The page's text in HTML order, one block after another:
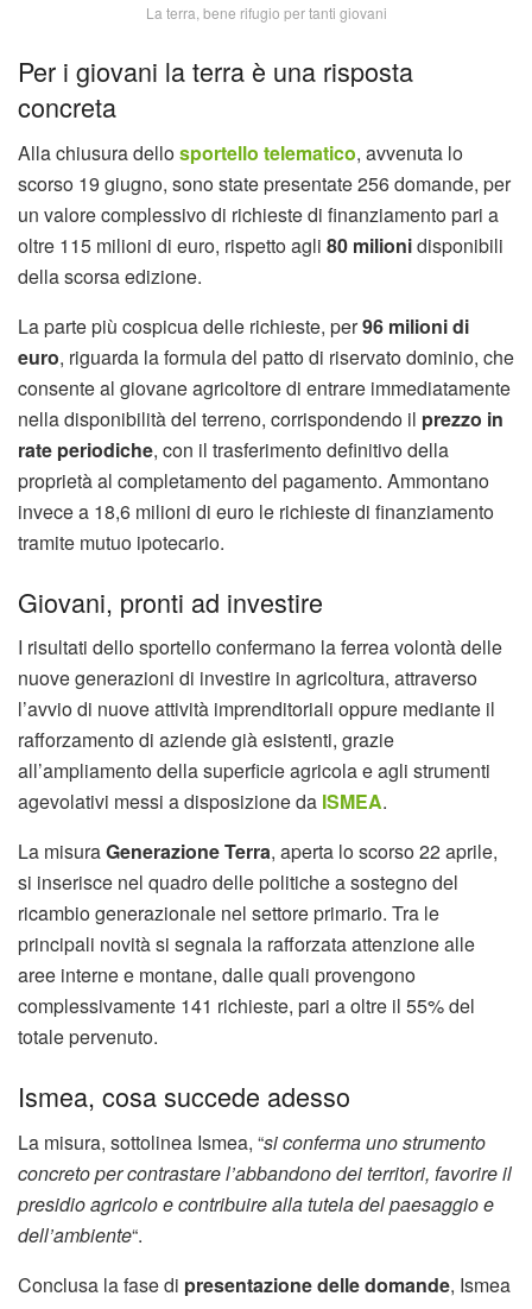
La terra, bene rifugio per tanti giovani
Per i giovani la terra è una risposta
concreta
Alla chiusura dellosportello telematico, avvenuta lo
scorso 19 giugno, sono state presentate 256 domande, per
un valore complessivo di richieste di finanziamento pari a
oltre 115 milioni di euro, rispetto agli 80 milionidisponibili
della scorsa edizione.
La parte più cospicua delle richieste, per96 milioni di
euro, riguarda la formula del patto di riservato dominio, che
consente al giovane agricoltore di entrare immediatamente
nella disponibilità del terreno, corrispondendo il prezzo in
rate periodiche, con il trasferimento definitivo della
proprietà al completamento del pagamento. Ammontano
invece a 18,6 milioni di euro le richieste di finanziamento
tramite mutuo ipotecario.
Giovani, pronti ad investire
I risultati dello sportello confermano la ferrea volontà delle
nuove generazioni di investire in agricoltura, attraverso
l’avvio di nuove attività imprenditoriali oppure mediante il
rafforzamento di aziende già esistenti, grazie
all’ampliamento della superficie agricola e agli strumenti
agevolativi messi a disposizione da ISMEA.
La misuraGenerazione Terra, aperta lo scorso 22 aprile,
si inserisce nel quadro delle politiche a sostegno del
ricambio generazionale nel settore primario. Tra le
principali novità si segnala la rafforzata attenzione alle
aree interne e montane, dalle quali provengono
complessivamente 141 richieste, pari a oltre il 55% del
totale pervenuto.
Ismea, cosa succede adesso
La misura, sottolinea Ismea, “si conferma uno strumento
concreto per contrastare l’abbandono dei territori, favorire il
presidio agricolo e contribuire alla tutela del paesaggio e
dell’ambiente“.
Conclusa la fase di presentazione delle domande, Ismea